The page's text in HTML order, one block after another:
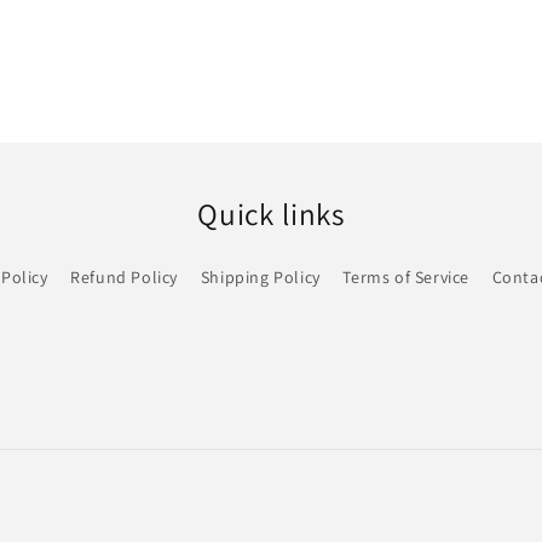
Quick links
Refund Policy Shipping Policy Terms of Service